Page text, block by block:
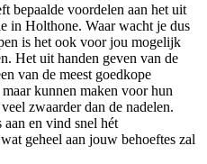
bepaalde voordelen aan het uit
in Holthone. Waar wacht je dus
is het ook voor jou mogelijk
Het uit handen geven van de
van de meest goedkope
kunnen maken voor hun
zwaarder dan de nadelen.
en vind snel hét
geheel aan jouw behoeftes zal